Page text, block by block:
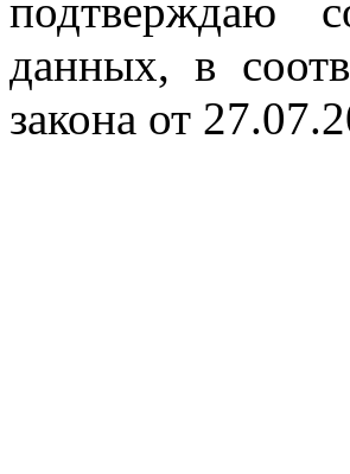
подтверждаю
данных, в
закона от